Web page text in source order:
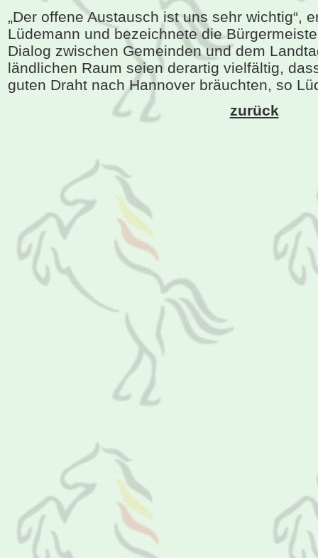
„Der offene Austausch ist uns sehr wichtig“,
Lüdemann und bezeichnete die
Dialog zwischen Gemeinden und dem
ländlichen Raum seien derartig vielfältig,
guten Draht nach Hannover bräuchten, so
zurück